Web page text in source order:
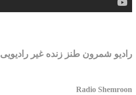
رادیو شمرون طنز زنده غیر رادیویی
Radio Shemroon